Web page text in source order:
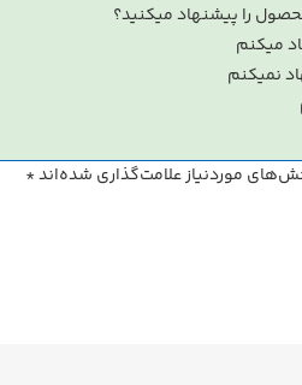
را پیشنهاد میکنید؟
میکنم
نمیکنم
موردنیاز علامت‌گذاری شده‌اند*